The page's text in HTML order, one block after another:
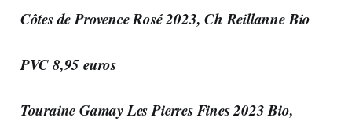
Côtes de Provence Rosé 2023, Ch Reillanne Bio
PVC 8,95 euros
Touraine Gamay Les Pierres Fines 2023 Bio,